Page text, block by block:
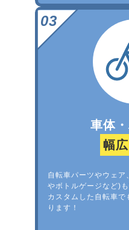
車体
幅
自転車パーツやウェア
やボトルゲージなど)も
カスタムした自転車で
ります！